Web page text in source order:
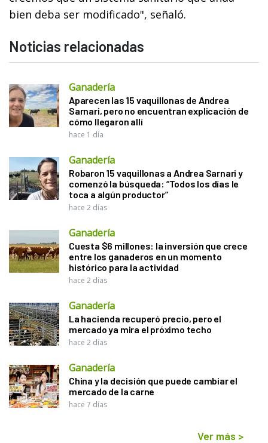
bien deba ser modificado", señaló.
Noticias relacionadas
Ganadería
Aparecen las 15 vaquillonas de Andrea
Sarnari, pero no encuentran explicación de
cómo llegaron allí
hace 1 día
Ganadería
Robaron 15 vaquillonas a Andrea Sarnari y
comenzó la búsqueda: “Todos los días le
toca a algún productor”
hace 2 días
Ganadería
Cuesta $6 millones: la inversión que crece
entre los ganaderos en un momento
histórico para la actividad
hace 2 días
Ganadería
La hacienda recuperó precio, pero el
mercado ya mira el próximo techo
hace 2 días
Ganadería
China y la decisión que puede cambiar el
mercado de la carne
hace 7 días
Ver más >